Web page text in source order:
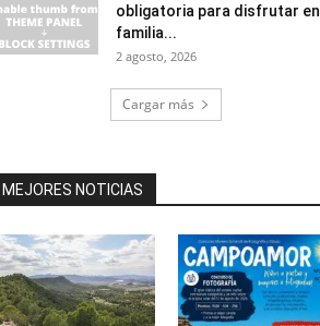
obligatoria para disfrutar en
familia...
2 agosto, 2026
Cargar más
MEJORES NOTICIAS